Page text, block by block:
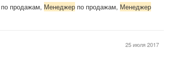
по продажам, Менеджер по продажам, Менеджер
25 июля 2017